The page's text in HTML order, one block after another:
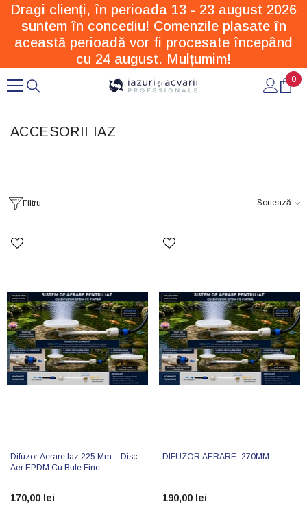
SARI LA CONȚINUT
Dragi clienți, în perioada 13 - 23 august 2026
suntem în concediu! Comenzile plasate în
această perioadă vor fi procesate începând
cu 24 august. Mulțumim!
0
0
ACCESORII IAZ
Filtru Sortează
Difuzor Aerare Iaz 225 Mm – Disc
Aer EPDM Cu Bule Fine
170,00 lei
DIFUZOR AERARE -270MM
190,00 lei